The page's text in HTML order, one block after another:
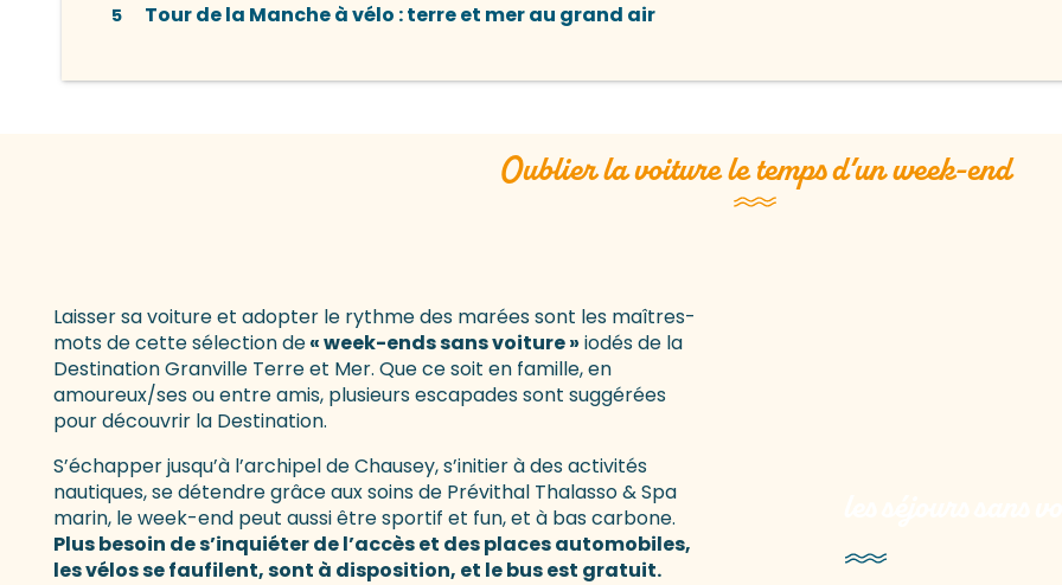
5 Tour de la Manche à vélo : terre et mer au grand air
Oublier la voiture le temps d’un week-end
Laisser sa voiture et adopter le rythme des marées sont les maîtres-
mots de cette sélection de« week-ends sans voiture » iodés de la
Destination Granville Terre et Mer. Que ce soit en famille, en
amoureux/ses ou entre amis, plusieurs escapades sont suggérées
pour découvrir la Destination.
S’échapper jusqu’à l’archipel de Chausey, s’initier à des activités
nautiques, se détendre grâce aux soins de Prévithal Thalasso & Spa
marin, le week-end peut aussi être sportif et fun, et à bas carbone.
Plus besoin de s’inquiéter de l’accès et des places automobiles,
les vélos se faufilent, sont à disposition, et le bus est gratuit.